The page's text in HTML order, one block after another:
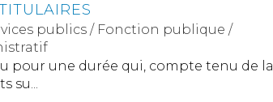
publics / Fonction publique /
pour une durée qui, compte tenu de la
su...